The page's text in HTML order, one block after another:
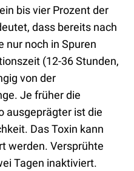
bis vier Prozent der
dass bereits nach
nur noch in Spuren
(12-36 Stunden,
von der
Je früher die
ausgeprägter ist die
Das Toxin kann
werden. Versprühte
Tagen inaktiviert.